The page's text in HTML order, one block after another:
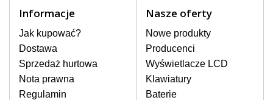
stronie internetowej ją znajdziesz za
pomocy wyszukiwarki. Wystarczy znać
model laptopa. Przy każdej klawiaturze
nie może brakować szczególowe zdjęcie
do aktualnego stanu naszego magazynu.
Informacje
Jak kupować?
Dostawa
Sprzedaż hurtowa
Nota prawna
Regulamin
Nasze oferty
Nowe produkty
Producenci
Wyświetlacze LCD
Klawiatury
Baterie